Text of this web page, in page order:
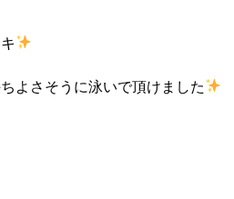
よさそうに泳いで頂けました